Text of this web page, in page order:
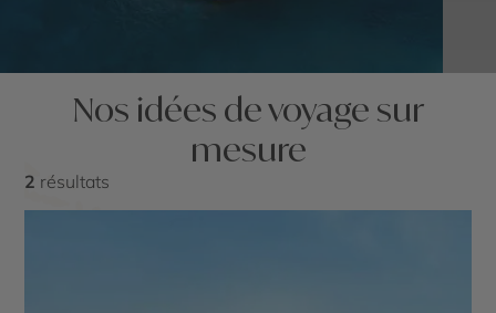
Nos idées de voyage sur
mesure
2 résultats